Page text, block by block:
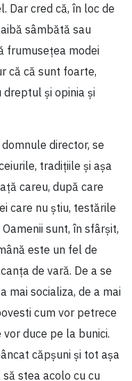
Dar cred că, în loc de
sâmbătă sau
frumusețea modei
că că sunt foarte,
și opinia și
director, se
tradițiile și așa
careu, după care
care nu știu, testările
sunt, în sfârșit,
este un fel de
de vară. De a se
mai socializa, de a mai
cum vor petrece
vor duce pe la bunici.
căpșuni și tot așa
stea acolo cu cu